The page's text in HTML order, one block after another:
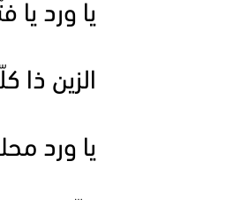
يا ورد
الزين ذا
يا ورد